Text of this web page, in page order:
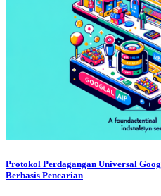
Protokol Perdagangan Universal
Berbasis Pencarian